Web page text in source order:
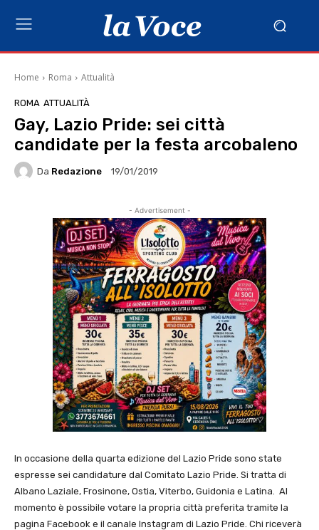
Home Roma Attualità
ROMA ATTUALITÀ
Gay, Lazio Pride: sei città
candidate per la festa arcobaleno
Da Redazione 19/01/2019
- Advertisement -
In occasione della quarta edizione del Lazio Pride sono state
espresse sei candidature dal Comitato Lazio Pride. Si tratta di
Albano Laziale, Frosinone, Ostia, Viterbo, Guidonia e Latina. Al
momento è possibile votare la propria città preferita tramite la
pagina Facebook e il canale Instagram di Lazio Pride. Chi riceverà